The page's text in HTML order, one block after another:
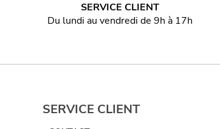
SERVICE CLIENT
Du lundi au vendredi de 9h à 17h
SERVICE CLIENT